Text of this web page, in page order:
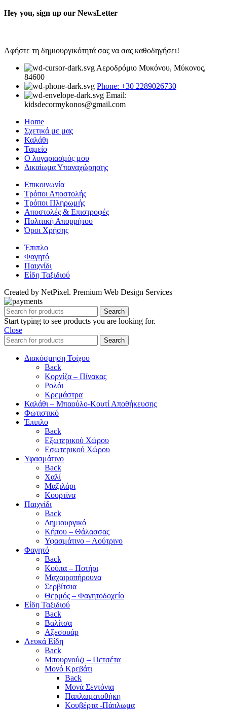
Hey you, sign up our NewsLetter
Αφήστε τη δημιουργικότητά σας να σας καθοδηγήσει!
Αεροδρόμιο Μυκόνου, Μύκονος,
84600
Phone: +30 2289026730
Email:
kidsdecormykonos@gmail.com
Home
Σχετικά με μας
Καλάθι
Ταμείο
Ο λογαριασμός μου
Δικαίωμα Υπαναχώρησης
Επικοινωνία
Τρόποι Αποστολής
Τρόποι Πληρωμής
Αποστολές & Επιστροφές
Πολιτική Απορρήτου
Όροι Χρήσης
Έπιπλο
Φαγητό
Παιχνίδι
Είδη Ταξιδιού
Created by NetPixel. Premium Web Design Services
Search
Start typing to see products you are looking for.
Close
Search
Διακόσμηση Τοίχου
Back
Κορνίζα – Πίνακας
Ρολόι
Κρεμάστρα
Καλάθι – Μπαούλο-Κουτί Αποθήκευσης
Φωτιστικό
Έπιπλο
Back
Εξωτερικού Χώρου
Εσωτερικού Χώρου
Υφασμάτινο
Back
Χαλί
Μαξιλάρι
Κουρτίνα
Παιχνίδι
Back
Δημιουργικό
Κήπου – Θάλασσας
Υφασμάτινο – Λούτρινο
Φαγητό
Back
Κούπα – Ποτήρι
Μαχαιροπήρουνα
Σερβίτσια
Θερμός – Φαγητοδοχείο
Είδη Ταξιδιού
Back
Βαλίτσα
Αξεσουάρ
Λευκά Είδη
Back
Μπουρνούζι – Πετσέτα
Μονό Κρεβάτι
Back
Μονά Σεντόνια
Παπλωματοθήκη
Κουβέρτα -Πάπλωμα